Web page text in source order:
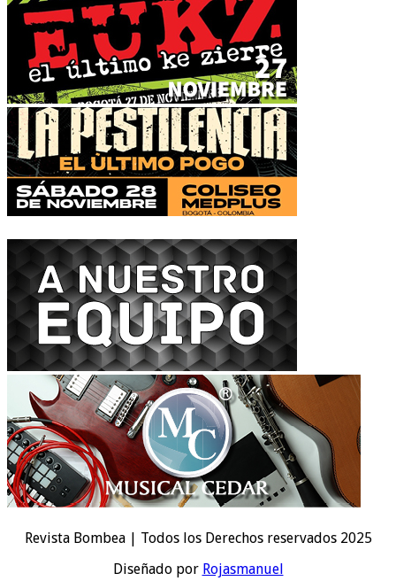
Revista Bombea | Todos los Derechos reservados 2025
Diseñado por Rojasmanuel